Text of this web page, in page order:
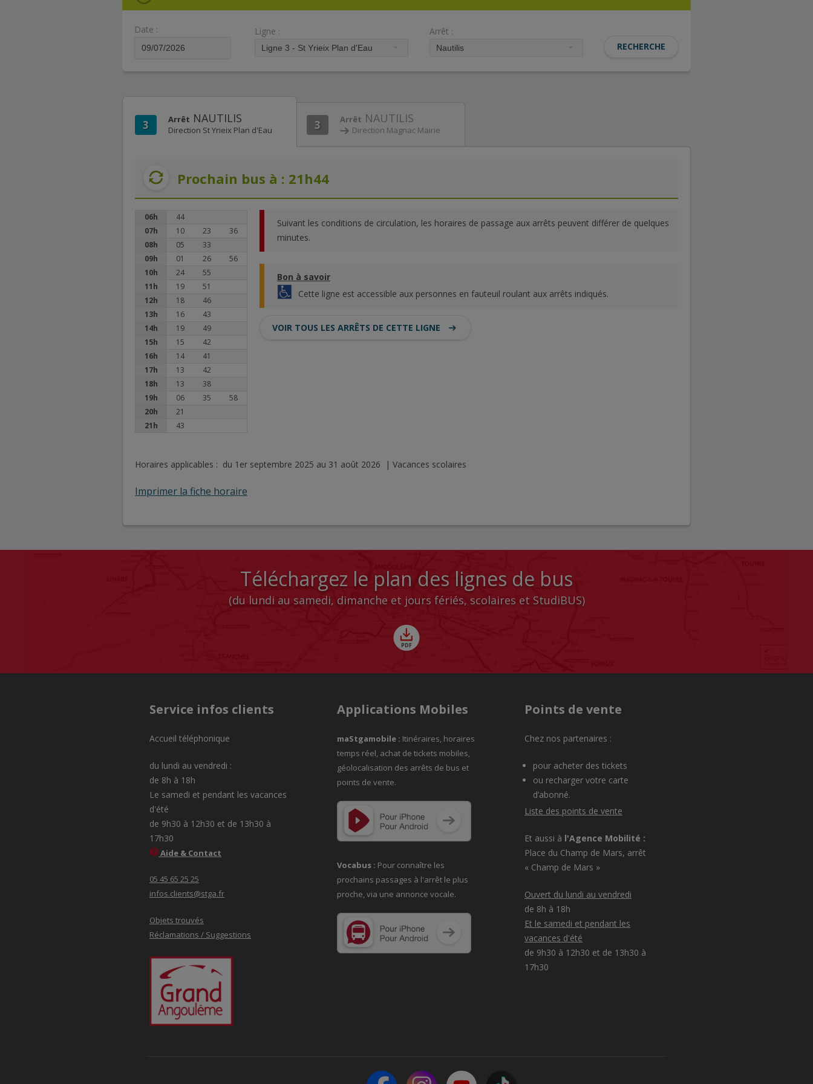
Date : Ligne : Arrêt :
3 Arrêt NAUTILIS
Direction St Yrieix Plan d'Eau 3 Arrêt NAUTILIS
Direction Magnac Mairie
Prochain bus à : 21h44
06h
44
07h
10 23
36
08h
05
33
09h
01 26
56
10h
24
55
11h
19
51
12h
18
46
13h
16
43
14h
19
49
15h
15
42
16h
14
41
17h
13
42
18h
13
38
19h
06 35
58
20h
21
21h
43
Suivant les conditions de circulation, les horaires de passage aux arrêts peuvent différer de quelques
minutes.
Bon à savoir
Cette ligne est accessible aux personnes en fauteuil roulant aux arrêts indiqués.
VOIR TOUS LES ARRÊTS DE CETTE LIGNE
Horaires applicables : du 1er septembre 2025 au 31 août 2026 | Vacances scolaires
Imprimer la fiche horaire
Téléchargez le plan des lignes de bus
(du lundi au samedi, dimanche et jours fériés, scolaires et StudiBUS)
Service infos clients
Accueil téléphonique
du lundi au vendredi :
de 8h à 18h
Le samedi et pendant les vacances
d'été
de 9h30 à 12h30 et de 13h30 à
17h30
Aide & Contact
05 45 65 25 25
infos.clients@stga.fr
Objets trouvés
Réclamations / Suggestions
Applications Mobiles
maStgamobile : Itinéraires, horaires
temps réel, achat de tickets mobiles,
géolocalisation des arrêts de bus et
points de vente.
Vocabus : Pour connaître les
prochains passages à l'arrêt le plus
proche, via une annonce vocale.
Points de vente
Chez nos partenaires :
pour acheter des tickets
ou recharger votre carte
d’abonné.
Liste des points de vente
Et aussi à l'Agence Mobilité :
Place du Champ de Mars, arrêt
« Champ de Mars »
Ouvert du lundi au vendredi
de 8h à 18h
Et le samedi et pendant les
vacances d'été
de 9h30 à 12h30 et de 13h30 à
17h30